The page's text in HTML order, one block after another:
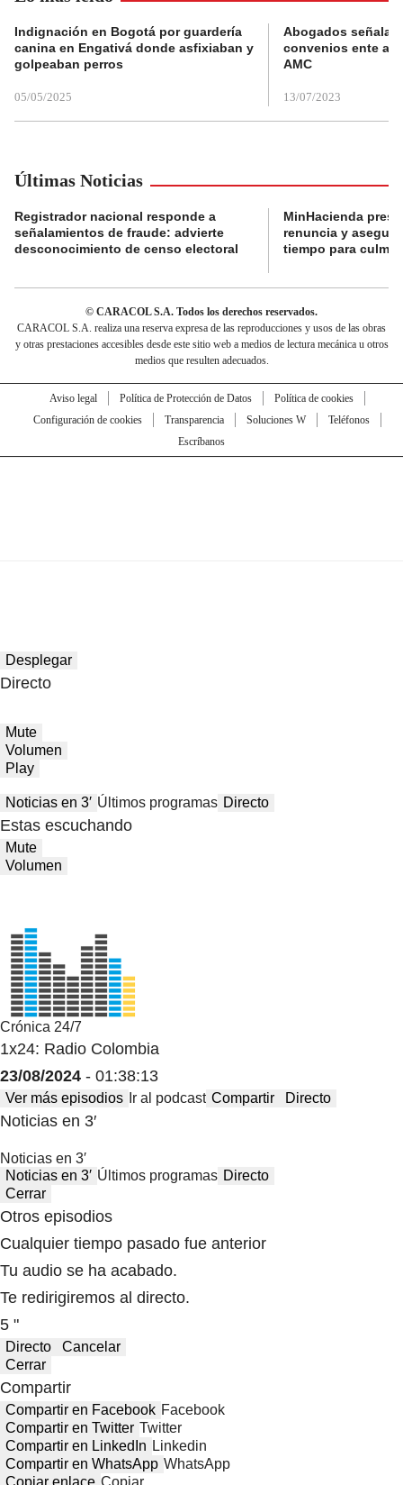
Indignación en Bogotá por guardería
canina en Engativá donde asfixiaban y
golpeaban perros
05/05/2025
Abogados
convenios ente
AMC
13/07/2023
Últimas Noticias
Registrador nacional responde a
señalamientos de fraude: advierte
desconocimiento de censo electoral
MinHacienda
renuncia y
tiempo para
© CARACOL S.A. Todos los derechos reservados.
CARACOL S.A. realiza una reserva expresa de las reproducciones y usos de las obras
y otras prestaciones accesibles desde este sitio web a medios de lectura mecánica u otros
medios que resulten adecuados.
Aviso legal Política de Protección de Datos
Política de cookies
Configuración de cookies
Transparencia Soluciones W
Teléfonos
Escríbanos
Desplegar
Directo
Mute
Volumen
Play
Noticias en 3′ Últimos programas Directo
Estas escuchando
Mute
Volumen
Crónica 24/7
1x24: Radio Colombia
23/08/2024 - 01:38:13
Ver más episodios Ir al podcast Compartir Directo
Noticias en 3′
Noticias en 3′
Noticias en 3′ Últimos programas Directo
Cerrar
Otros episodios
Cualquier tiempo pasado fue anterior
Tu audio se ha acabado.
Te redirigiremos al directo.
5 "
Directo
Cancelar
Cerrar
Compartir
Compartir en Facebook Facebook
Compartir en Twitter Twitter
Compartir en LinkedIn Linkedin
Compartir en WhatsApp WhatsApp